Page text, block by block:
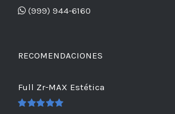
(999) 944-6160
RECOMENDACIONES
Full Zr-MAX Estética